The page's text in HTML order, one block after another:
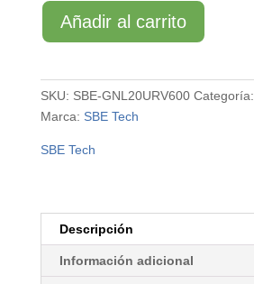
SBE-
GNL20URV600
Añadir al carrito
SKU: SBE-GNL20URV600 Categoría:
Marca: SBE Tech
SBE Tech
Descripción
Información adicional